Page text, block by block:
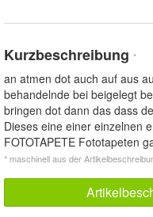
Kurzbeschreibung *
an atmen dot auch auf aus
behandelnde bei beigelegt
bringen dot dann das dass
Dieses eine einer einzelnen
FOTOTAPETE Fototapeten
* maschinell aus der